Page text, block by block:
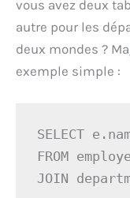
vous avez deux
autre pour les
deux mondes ?
exemple simple :
SELECT
FROM
JOIN